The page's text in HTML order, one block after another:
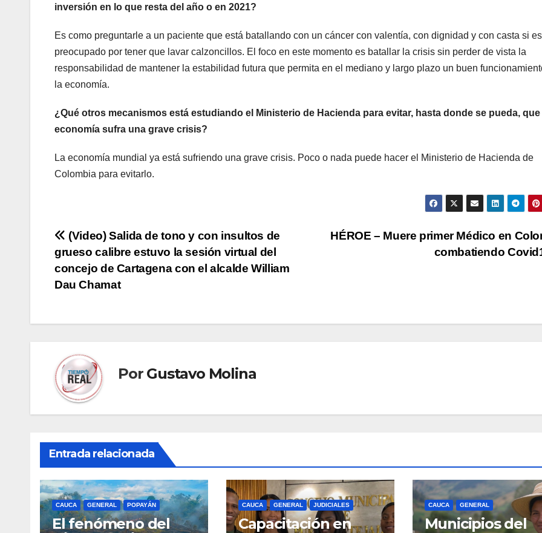
inversión en lo que resta del año o en 2021?
Es como preguntarle a un paciente que está batallando con un cáncer con valentía, con dignidad y con casta si
preocupado por tener que lavar calzoncillos. El foco en este momento es batallar la crisis sin perder de vista la
responsabilidad de mantener la estabilidad futura que permita en el mediano y largo plazo un buen
la economía.
¿Qué otros mecanismos está estudiando el Ministerio de Hacienda para evitar, hasta donde se pueda, que
economía sufra una grave crisis?
La economía mundial ya está sufriendo una grave crisis. Poco o nada puede hacer el Ministerio de Hacienda de
Colombia para evitarlo.
Navegación
de
entradas
HÉROE – Muere primer Médico en
combatiendo
(Video) Salida de tono y con insultos de
grueso calibre estuvo la sesión virtual del
concejo de Cartagena con el alcalde William
Dau Chamat
Por Gustavo Molina
Entrada relacionada
CAUCA GENERAL POPAYÁN
El fenómeno del
CAUCA GENERAL JUDICIALES
Capacitación en
CAUCA GENERAL
Municipios del